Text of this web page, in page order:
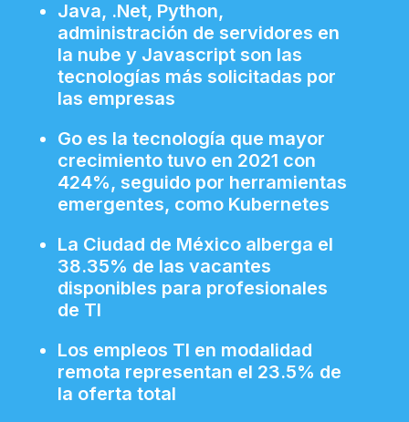
Java, .Net, Python,
administración de servidores en
la nube y Javascript son las
tecnologías más solicitadas por
las empresas
Go es la tecnología que mayor
crecimiento tuvo en 2021 con
424%, seguido por herramientas
emergentes, como Kubernetes
La Ciudad de México alberga el
38.35% de las vacantes
disponibles para profesionales
de TI
Los empleos TI en modalidad
remota representan el 23.5% de
la oferta total